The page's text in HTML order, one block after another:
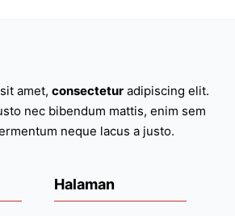
amet, consectetur adipiscing elit.
nec bibendum mattis, enim sem
neque lacus a justo.
Halaman